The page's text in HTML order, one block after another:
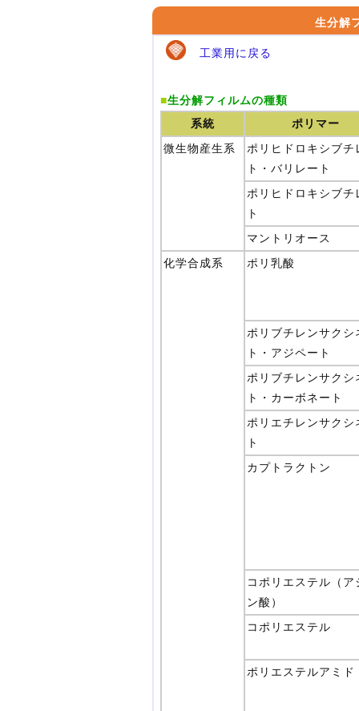
生分解
工業用に戻る
■生分解フィルムの種類
系統
ポリマー
微生物産生系
ポリヒドロキシブチ
ト・バリレート
ポリヒドロキシブチ
ト
マントリオース
化学合成系
ポリ乳酸
ポリブチレンサクシ
ト・アジペート
ポリブチレンサクシ
ト・カーボネート
ポリエチレンサクシ
ト
カプトラクトン
コポリエステル（ア
ン酸）
コポリエステル
ポリエステルアミド